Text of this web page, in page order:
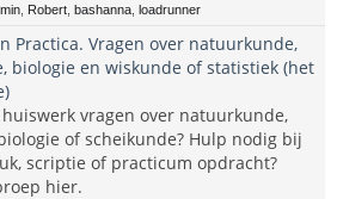
Robert bashanna loadrunner
Practica. Vragen over natuurkunde,
biologie en wiskunde of statistiek (het
vragen over natuurkunde,
of scheikunde? Hulp nodig bij
scriptie of practicum opdracht?
hier.